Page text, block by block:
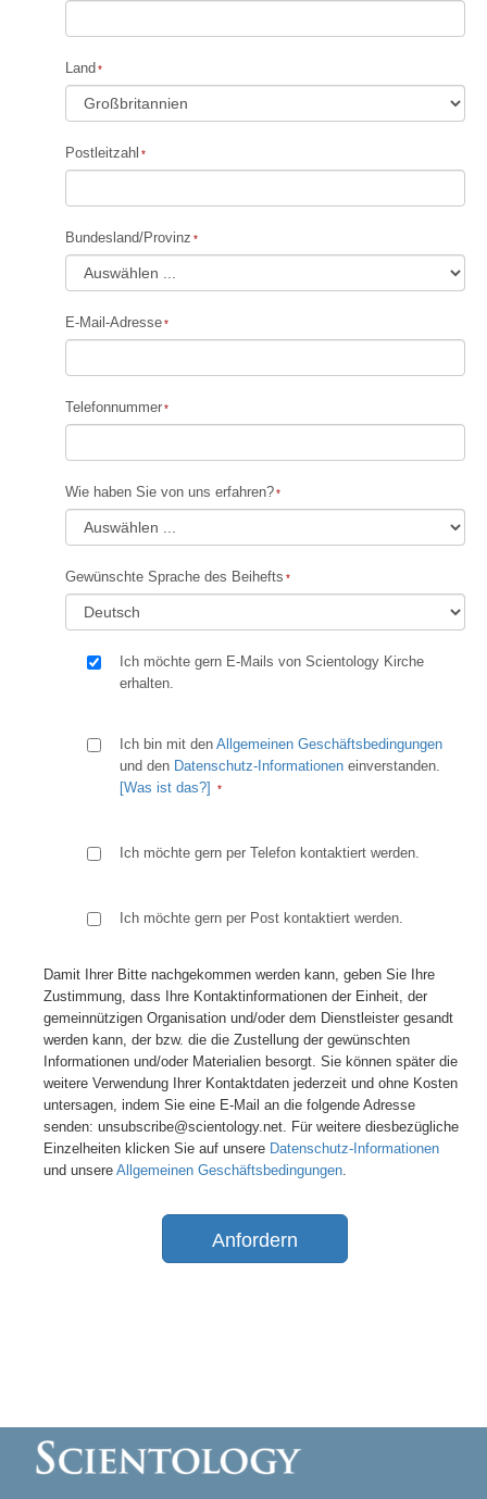
Land
Postleitzahl
Bundesland/Provinz
E-Mail-Adresse
Telefonnummer
Wie haben Sie von uns erfahren?
Gewünschte Sprache des Beihefts
Ich möchte gern E-Mails von Scientology Kirche
erhalten.
Ich bin mit den Allgemeinen Geschäftsbedingungen
und den Datenschutz-Informationen einverstanden.
[Was ist das?]
Ich möchte gern per Telefon kontaktiert werden.
Ich möchte gern per Post kontaktiert werden.
Damit Ihrer Bitte nachgekommen werden kann, geben Sie Ihre
Zustimmung, dass Ihre Kontaktinformationen der Einheit, der
gemeinnützigen Organisation und/oder dem Dienstleister gesandt
werden kann, der bzw. die die Zustellung der gewünschten
Informationen und/oder Materialien besorgt. Sie können später die
weitere Verwendung Ihrer Kontaktdaten jederzeit und ohne Kosten
untersagen, indem Sie eine E-Mail an die folgende Adresse
senden: unsubscribe@scientology.net. Für weitere diesbezügliche
Einzelheiten klicken Sie auf unsere Datenschutz-Informationen
und unsere Allgemeinen Geschäftsbedingungen.
Anfordern